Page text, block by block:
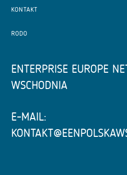
KONTAKT
RODO
ENTERPRISE EUROPE
WSCHODNIA
E-MAIL: